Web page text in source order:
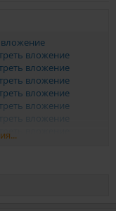
вложение
вложение
вложение
вложение
вложение
вложение